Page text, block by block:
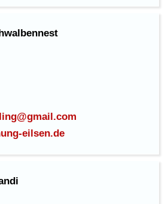
eilsen.de